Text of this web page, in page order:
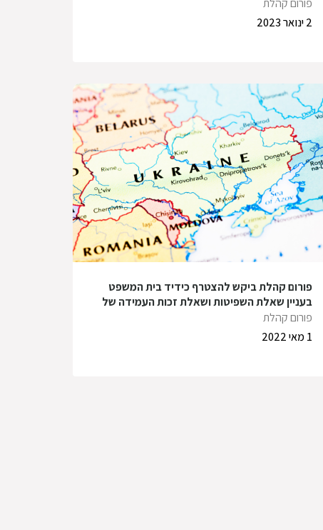
פורום קהלת
2 ינואר 2023
פורום קהלת ביקש להצטרף כידיד בית המשפט
בעניין שאלת השפיטות ושאלת זכות העמידה של
העותר – שגריר אוקראינה – מול ממשלת ישראל
פורום קהלת
1 מאי 2022